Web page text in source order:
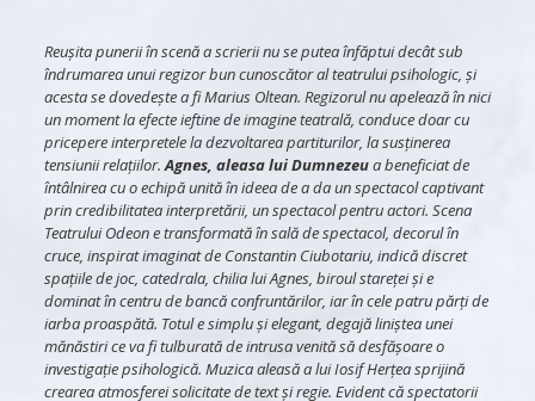
Reușita punerii în scenă a scrierii nu se putea înfăptui decât sub
îndrumarea unui regizor bun cunoscător al teatrului psihologic, și
acesta se dovedește a fi Marius Oltean. Regizorul nu apelează în nici
un moment la efecte ieftine de imagine teatrală, conduce doar cu
pricepere interpretele la dezvoltarea partiturilor, la susținerea
tensiunii relațiilor.Agnes, aleasa lui Dumnezeua beneficiat de
întâlnirea cu o echipă unită în ideea de a da un spectacol captivant
prin credibilitatea interpretării, un spectacol pentru actori. Scena
Teatrului Odeon e transformată în sală de spectacol, decorul în
cruce, inspirat imaginat de Constantin Ciubotariu, indică discret
spațiile de joc, catedrala, chilia lui Agnes, biroul stareței și e
dominat în centru de bancă confruntărilor, iar în cele patru părți de
iarba proaspătă. Totul e simplu și elegant, degajă liniștea unei
mănăstiri ce va fi tulburată de intrusa venită să desfășoare o
investigație psihologică. Muzica aleasă a lui Iosif Herțea sprijină
crearea atmosferei solicitate de text și regie. Evident că spectatorii